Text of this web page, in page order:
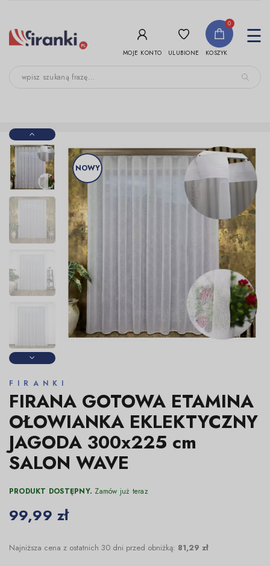
MOJE KONTO ULUBIONE
0
KOSZYK
☰
NOWY
FIRANKI
FIRANA GOTOWA ETAMINA
OŁOWIANKA EKLEKTYCZNY
JAGODA 300x225 cm
SALON WAVE
PRODUKT DOSTĘPNY. Zamów już teraz
99,99 zł
Najniższa cena z ostatnich 30 dni przed obniżką: 81,29 zł